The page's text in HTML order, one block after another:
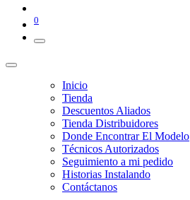
0
Inicio
Tienda
Descuentos Aliados
Tienda Distribuidores
Donde Encontrar El Modelo
Técnicos Autorizados
Seguimiento a mi pedido
Historias Instalando
Contáctanos